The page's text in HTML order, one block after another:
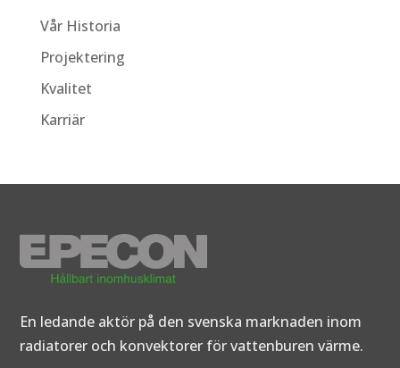
Vår Historia
Projektering
Kvalitet
Karriär
En ledande aktör på den svenska marknaden inom
radiatorer och konvektorer för vattenburen värme.